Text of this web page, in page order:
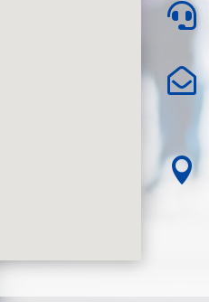


